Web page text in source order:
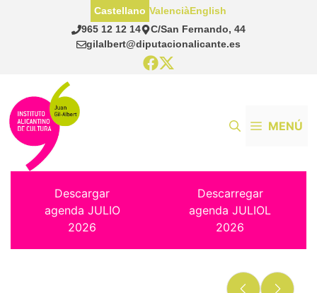
965 12 12 14
C/San Fernando, 44
gilalbert@diputacionalicante.es
Castellano ValenciàEnglish
MENÚ
Descargar
agenda JULIO
2026
Descarregar
agenda JULIOL
2026